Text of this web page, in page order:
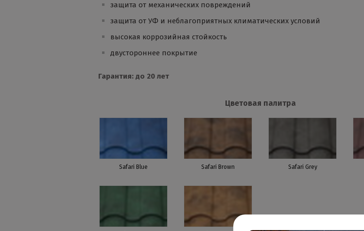
защита от механических повреждений
защита от УФ и неблагоприятных климатических условий
высокая коррозийная стойкость
двустороннее покрытие
Гарантия: до 20 лет
Цветовая палитра
Safari Blue Safari Brown Safari Grey